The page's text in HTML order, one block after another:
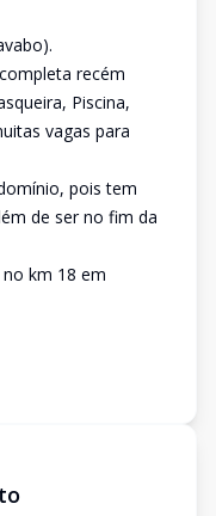
recém
Piscina,
vagas para
pois tem
de ser no fim da
km 18 em